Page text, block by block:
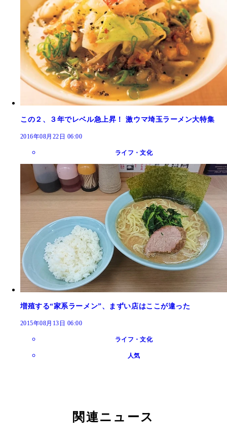
この２、３年でレベル急上昇！ 激ウマ埼玉ラーメン大特集
2016年08月22日 06:00
ライフ・文化
増殖する“家系ラーメン”、まずい店はここが違った
2015年08月13日 06:00
ライフ・文化
人気
関連ニュース